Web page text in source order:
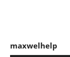
maxwelhelp